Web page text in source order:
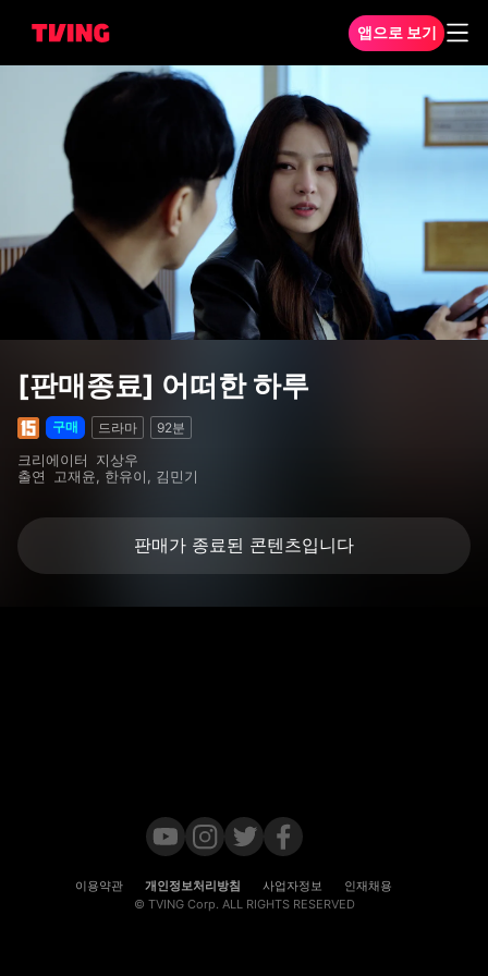
앱으로 보기
[판매종료] 어떠한 하루
[판매종료] 어떠한 하루
구매 드라마 92분
크리에이터
지상우
출연
고재윤, 한유이, 김민기
판매가 종료된 콘텐츠입니다
이용약관 개인정보처리방침 사업자정보
인재채용
© TVING Corp. ALL RIGHTS RESERVED